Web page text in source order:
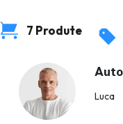
7 Produte
A
Luca